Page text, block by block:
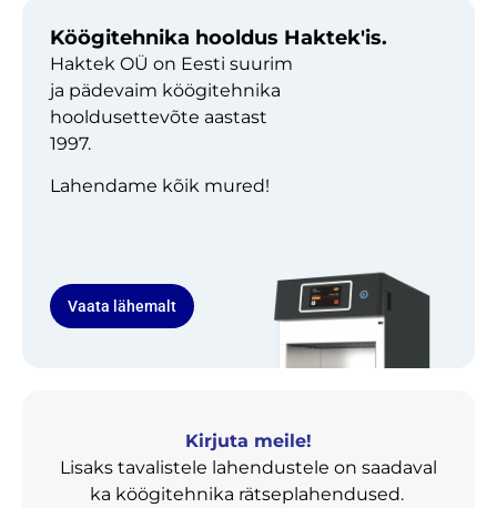
Köögitehnika hooldus Haktek'is.
Haktek OÜ on Eesti suurim
ja pädevaim köögitehnika
hooldusettevõte aastast
1997.
Lahendame kõik mured!
Vaata lähemalt
Kirjuta meile!
Lisaks tavalistele lahendustele on saadaval
ka köögitehnika rätseplahendused.